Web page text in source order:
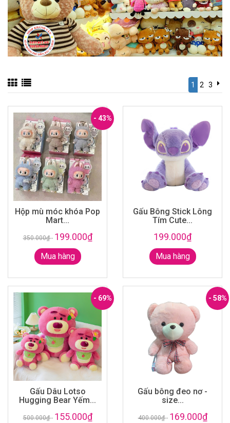
1 2 3
- 43%
Hộp mù móc khóa Pop
Mart...
350.000₫- 199.000₫
Mua hàng
Gấu Bông Stick Lông
Tím Cute...
199.000₫
Mua hàng
- 69%
Gấu Dâu Lotso
Hugging Bear Yếm...
500.000₫- 155.000₫
- 58%
Gấu bông đeo nơ -
size...
400.000₫- 169.000₫